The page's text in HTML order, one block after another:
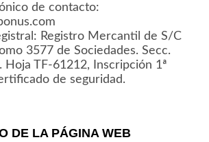
de contacto:
Registro Mercantil de S/C
3577 de Sociedades. Secc.
Hoja TF-61212, Inscripción 1ª
de seguridad.
DE LA PÁGINA WEB